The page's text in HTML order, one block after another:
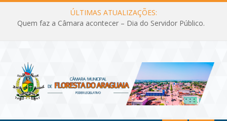
ÚLTIMAS ATUALIZAÇÕES:
Quem faz a Câmara acontecer – Dia do Servidor Público.